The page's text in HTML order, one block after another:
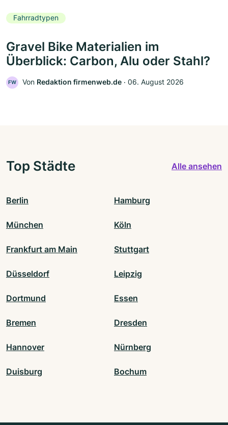
Fahrradtypen
Gravel Bike Materialien im
Überblick: Carbon, Alu oder Stahl?
FW Von Redaktion firmenweb.de ‧ 06. August 2026
Top Städte Alle ansehen
Berlin Hamburg
München Köln
Frankfurt am Main Stuttgart
Düsseldorf Leipzig
Dortmund Essen
Bremen Dresden
Hannover Nürnberg
Duisburg Bochum